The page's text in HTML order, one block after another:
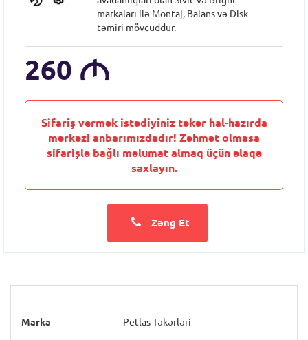
markaları ilə Montaj, Balans və Disk
təmiri mövcuddur.
260 M
Sifariş vermək istədiyiniz təkər hal-hazırda
mərkəzi anbarımızdadır! Zəhmət olmasa
sifarişlə bağlı məlumat almaq üçün əlaqə
saxlayın.
Zəng Et
Marka Petlas Təkərləri